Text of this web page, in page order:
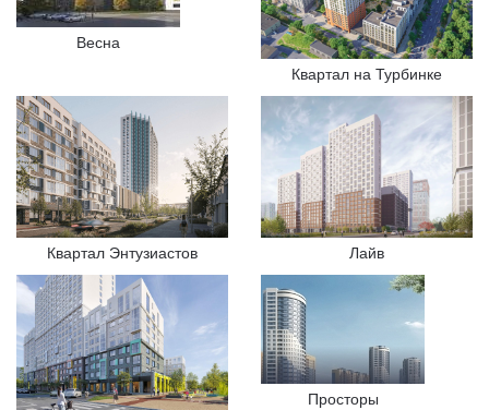
Весна
Квартал на Турбинке
Квартал Энтузиастов Лайв
Просторы